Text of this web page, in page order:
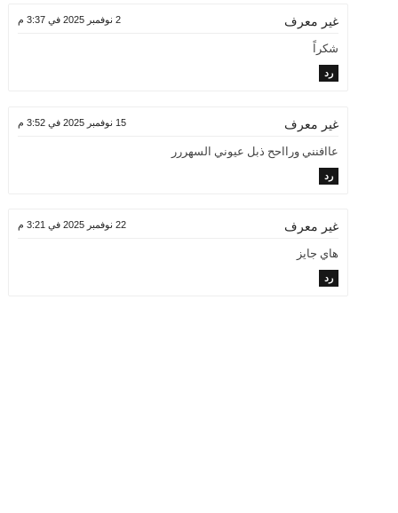
غير معرف 2 نوفمبر 2025 في 3:37 م
شكراً
رد
غير معرف 15 نوفمبر 2025 في 3:52 م
عاافنني ورااحح ذبل عيوني السهررر
رد
غير معرف 22 نوفمبر 2025 في 3:21 م
هاي جايز
رد